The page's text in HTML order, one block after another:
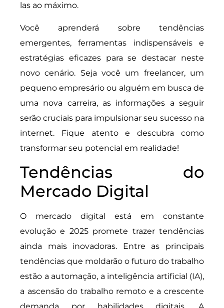
las ao máximo.
Você aprenderá sobre tendências
emergentes, ferramentas indispensáveis e
estratégias eficazes para se destacar neste
novo cenário. Seja você um freelancer, um
pequeno empresário ou alguém em busca de
uma nova carreira, as informações a seguir
serão cruciais para impulsionar seu sucesso na
internet. Fique atento e descubra como
transformar seu potencial em realidade!
Tendências do
Mercado Digital
O mercado digital está em constante
evolução e 2025 promete trazer tendências
ainda mais inovadoras. Entre as principais
tendências que moldarão o futuro do trabalho
estão a automação, a inteligência artificial (IA),
a ascensão do trabalho remoto e a crescente